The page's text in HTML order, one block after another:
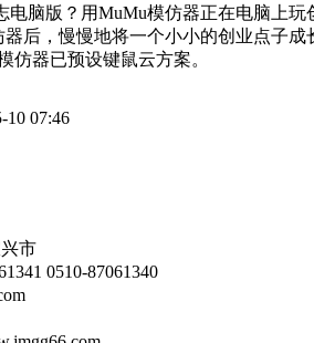
电脑版？用MuMu模仿器正在电脑上
器后，慢慢地将一个小小的创业点子
仿器已预设键鼠云方案。
10 07:46
市
0510-87061340